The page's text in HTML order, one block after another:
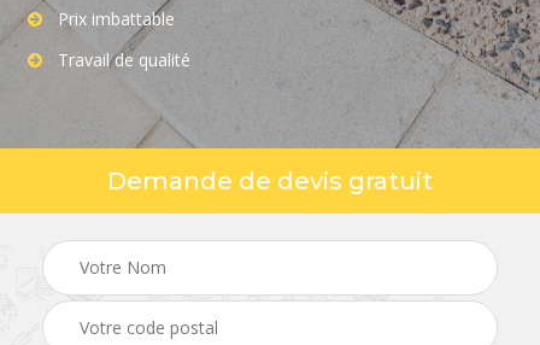
Prix imbattable
Travail de qualité
Demande de devis gratuit